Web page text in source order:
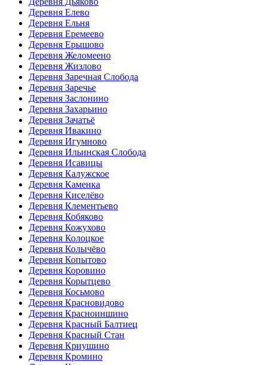
Деревня Елево
Деревня Ельня
Деревня Еремеево
Деревня Ерышово
Деревня Желомеено
Деревня Жизлово
Деревня Заречная Слобода
Деревня Заречье
Деревня Заслонино
Деревня Захарьино
Деревня Зачатьё
Деревня Ивакино
Деревня Игумново
Деревня Ильинская Слобода
Деревня Исавицы
Деревня Калужское
Деревня Каменка
Деревня Киселёво
Деревня Клементьево
Деревня Кобяково
Деревня Кожухово
Деревня Колоцкое
Деревня Колычёво
Деревня Копытово
Деревня Коровино
Деревня Корытцево
Деревня Косьмово
Деревня Красновидово
Деревня Красноиншино
Деревня Красный Балтиец
Деревня Красный Стан
Деревня Криушино
Деревня Кромино